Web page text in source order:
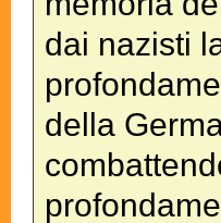
dai nazisti
della